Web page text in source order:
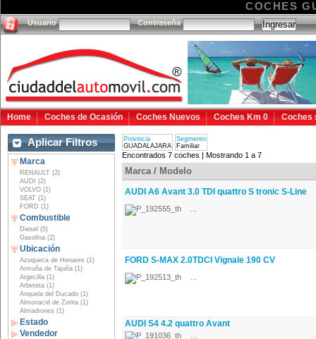
COCHES
Usuario Contraseña
Home Coches de Ocasión Coches Nuevos Coches Km 0 Coches
Aplicar Filtros
Marca
RENAULT (2)
AUDI (2)
VOLVO (1)
SEAT (1)
FORD (1)
Combustible
Diesel (5)
Gasolina (2)
Ubicación
Azuqueca de Henares (1)
Armuña de Tajuña (1)
Argecilla (1)
Arbeteta (1)
Anquela del Ducado (1)
Almonacid de Zorita (1)
Almadrones (1)
Estado
Vendedor
Provincia
GUADALAJARA
Segmento
Familiar
Encontrados 7 coches | Mostrando 1 a 7
Marca / Modelo
AUDI A6 Avant 3.0 TDI quattro S tronic S-Line
FORD S-MAX 2.0TDCI Vignale 190 CV
AUDI S4 4.2 quattro Avant